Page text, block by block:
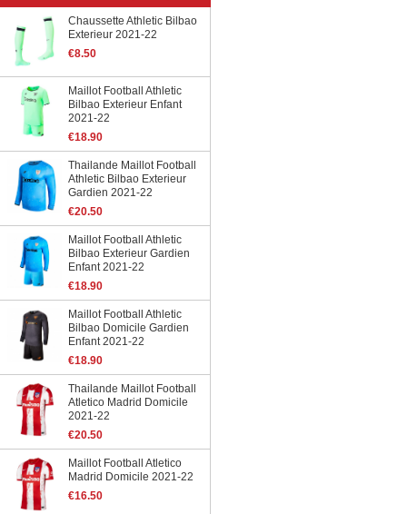
Chaussette Athletic Bilbao
Exterieur 2021-22
€8.50
Maillot Football Athletic
Bilbao Exterieur Enfant
2021-22
€18.90
Thailande Maillot Football
Athletic Bilbao Exterieur
Gardien 2021-22
€20.50
Maillot Football Athletic
Bilbao Exterieur Gardien
Enfant 2021-22
€18.90
Maillot Football Athletic
Bilbao Domicile Gardien
Enfant 2021-22
€18.90
Thailande Maillot Football
Atletico Madrid Domicile
2021-22
€20.50
Maillot Football Atletico
Madrid Domicile 2021-22
€16.50